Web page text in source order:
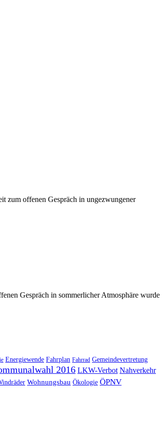
zum offenen Gespräch in ungezwungener
Gespräch in sommerlicher Atmosphäre wurde
Energiewende Fahrplan Fahrrad Gemeindevertretung
2016 LKW-Verbot Nahverkehr
Wohnungsbau Ökologie ÖPNV